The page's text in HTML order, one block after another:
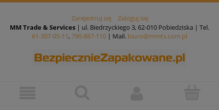
Zarejestruj się
Zaloguj się
MM Trade & Services | ul. Biedrzyckiego 3, 62-010 Pobiedziska | Tel.
61-307-05-11, 790-887-110 | Mail. biuro@mmts.com.pl